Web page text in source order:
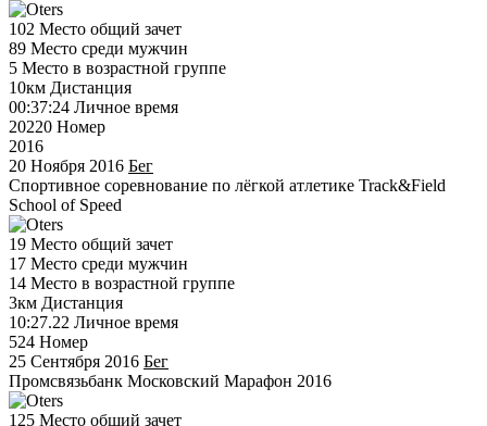
102 Место общий зачет
89 Место среди мужчин
5 Место в возрастной группе
10км Дистанция
00:37:24 Личное время
20220 Номер
2016
20 Ноября 2016 Бег
Спортивное соревнование по лёгкой атлетике Track&Field
School of Speed
19 Место общий зачет
17 Место среди мужчин
14 Место в возрастной группе
3км Дистанция
10:27.22 Личное время
524 Номер
25 Сентября 2016 Бег
Промсвязьбанк Московский Марафон 2016
125 Место общий зачет